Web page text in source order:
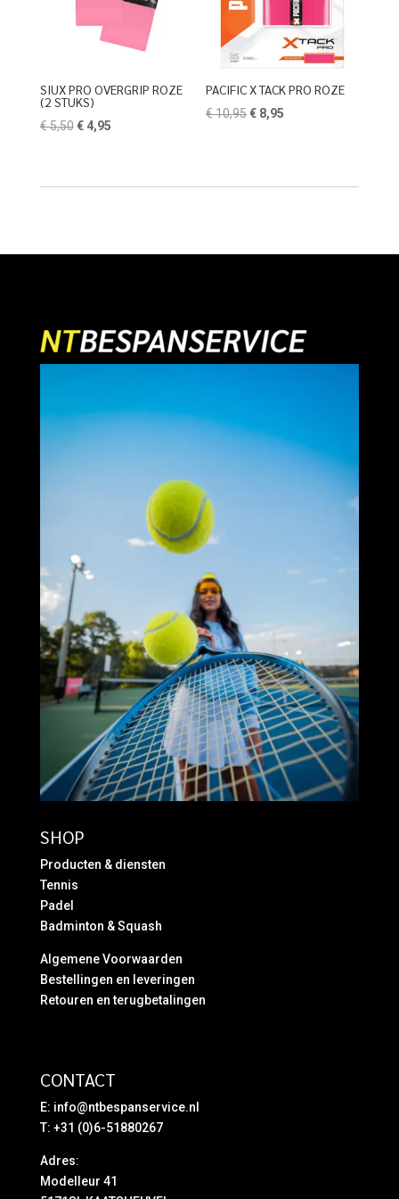
SIUX PRO OVERGRIP ROZE
(2 STUKS)
€5,50 Oorspronkelijke
€4,95Huidige
PACIFIC X TACK PRO ROZE
€10,95Oorspronkelijke
€ 8,95
SHOP
Producten & diensten
Tennis
Padel
Badminton & Squash
Algemene Voorwaarden
Bestellingen en leveringen
Retouren en terugbetalingen
CONTACT
E: info@ntbespanservice.nl
T: +31 (0)6-51880267
Adres:
Modelleur 41